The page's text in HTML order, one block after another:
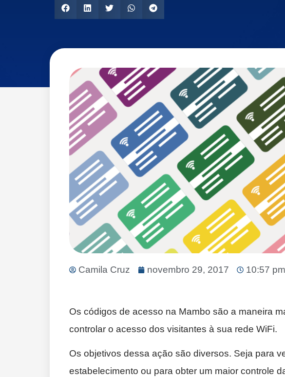
Camila Cruz novembro 29, 2017 10:57 pm
Os códigos de acesso na Mambo são a maneira
controlar o acesso dos visitantes à sua rede WiFi.
Os objetivos dessa ação são diversos. Seja para
estabelecimento ou para obter um maior controle